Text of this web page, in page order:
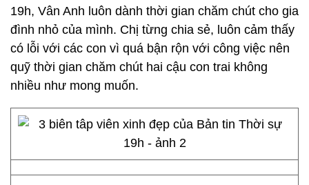
19h, Vân Anh luôn dành thời gian chăm chút cho gia
đình nhỏ của mình. Chị từng chia sẻ, luôn cảm thấy
có lỗi với các con vì quá bận rộn với công việc nên
quỹ thời gian chăm chút hai cậu con trai không
nhiều như mong muốn.